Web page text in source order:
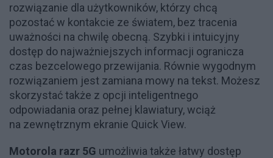
rozwiązanie dla użytkowników, którzy chcą
pozostać w kontakcie ze światem, bez tracenia
uważności na chwilę obecną. Szybki i intuicyjny
dostęp do najważniejszych informacji ogranicza
czas bezcelowego przewijania. Równie wygodnym
rozwiązaniem jest zamiana mowy na tekst. Możesz
skorzystać także z opcji inteligentnego
odpowiadania oraz pełnej klawiatury, wciąż
na zewnętrznym ekranie Quick View.
Motorola razr 5G umożliwia także łatwy dostęp